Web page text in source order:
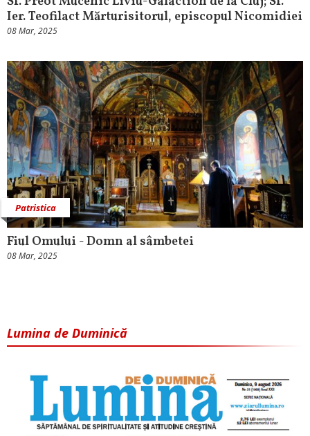
Ier. Teofilact Mărturisitorul, episcopul Nicomidiei
08 Mar, 2025
Patristica
Fiul Omului - Domn al sâmbetei
08 Mar, 2025
Lumina de Duminică